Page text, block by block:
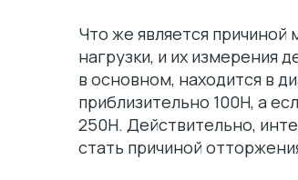
Что же является
нагрузки, и их измерения
в основном, находится в
приблизительно 100Н, а
250Н. Действительно,
стать причиной